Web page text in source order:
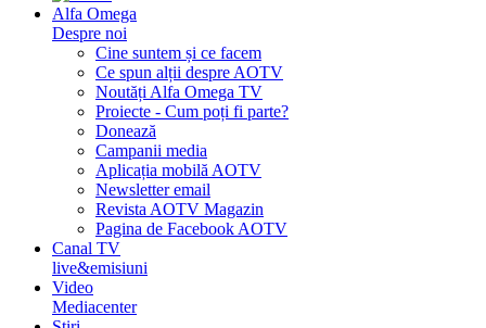
Alfa Omega
Despre noi
Cine suntem și ce facem
Ce spun alții despre AOTV
Noutăți Alfa Omega TV
Proiecte - Cum poți fi parte?
Donează
Campanii media
Aplicația mobilă AOTV
Newsletter email
Revista AOTV Magazin
Pagina de Facebook AOTV
Canal TV
live&emisiuni
Video
Mediacenter